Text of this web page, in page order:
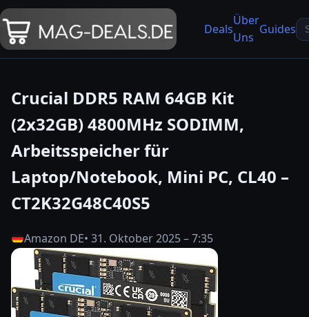
Deals
Über
Uns
Guides
Crucial DDR5 RAM 64GB Kit
(2x32GB) 4800MHz SODIMM,
Arbeitsspeicher für
Laptop/Notebook, Mini PC, CL40 –
CT2K32G48C40S5
Amazon DE• 31. Oktober 2025 – 7:35